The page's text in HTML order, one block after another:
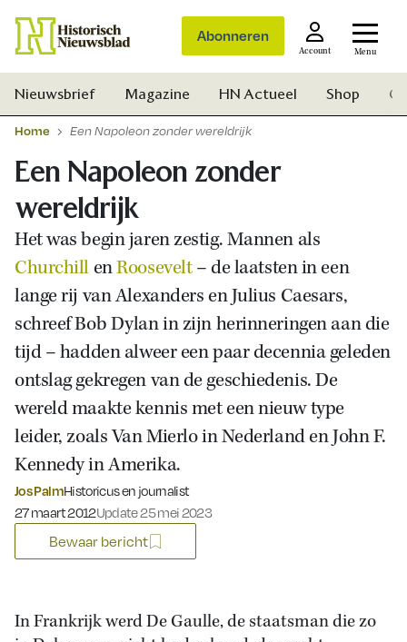
Abonneren
Account Menu
Zoek
Nieuwsbrief Magazine HN Actueel Shop
Home Een Napoleon zonder wereldrijk
Een Napoleon zonder
wereldrijk
Het was begin jaren zestig. Mannen als
ChurchillenRoosevelt– de laatsten in een
lange rij van Alexanders en Julius Caesars,
schreef Bob Dylan in zijn herinneringen aan die
tijd – hadden alweer een paar decennia geleden
ontslag gekregen van de geschiedenis. De
wereld maakte kennis met een nieuw type
leider, zoals Van Mierlo in Nederland en John F.
Kennedy in Amerika.
Jos PalmHistoricus en journalist
Gepubliceerd op:
27 maart 2012Update 25 mei 2023
Bewaar bericht
In Frankrijk werd De Gaulle, de staatsman die zo